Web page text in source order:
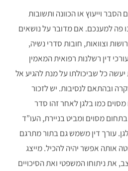
וייעוץ או הכוונה ותשובות
פה למענכם. אם מדובר על נושאים
וצוואות, חובות סדרי נשיה,
דין רשלנות רפואית המאמין
יעשה כל שביכולתו על מנת להגיע אל
ובהתאם לנסיבות. יש לזכור
כמו בלגן לאחר זהו סדר
מסוים ומביט בניירת, העו”ד
עורך דין משמש גם בתור מתרגם
אותה אפשר יהיה להכיל. מייצג
את ניתוחו המשפטי ואת הסיכויים